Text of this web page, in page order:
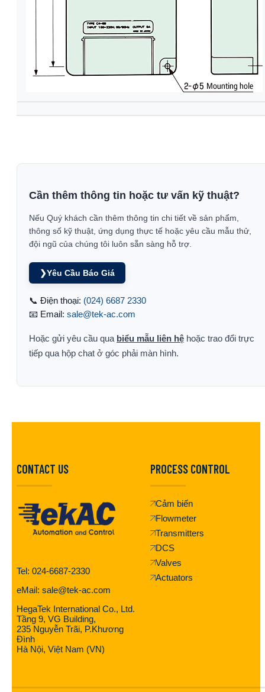
Cần thêm thông tin hoặc tư vấn kỹ thuật?
Nếu Quý khách cần thêm thông tin chi tiết về sản phẩm,
thông số kỹ thuật, ứng dụng thực tế hoặc yêu cầu mẫu thử,
đội ngũ của chúng tôi luôn sẵn sàng hỗ trợ.
❯Yêu Cầu Báo Giá
📞 Điện thoại: (024) 6687 2330
📧 Email: sale@tek-ac.com
Hoặc gửi yêu cầu qua biểu mẫu liên hệ hoặc trao đổi trực
tiếp qua hộp chat ở góc phải màn hình.
CONTACT US
Tel: 024-6687-2330
eMail: sale@tek-ac.com
HegaTek International Co., Ltd.
Tầng 9, VG Building,
235 Nguyễn Trãi, P.Khương
Đình
Hà Nội, Việt Nam (VN)
PROCESS CONTROL
Cảm biến
Flowmeter
Transmitters
DCS
Valves
Actuators